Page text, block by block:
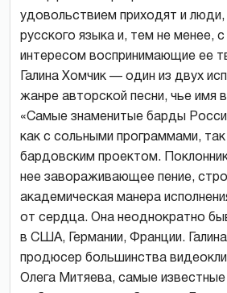
удовольствием приходят и
русского языка и, тем не менее,
интересом воспринимающие ее
Галина Хомчик — один из двух
жанре авторской песни, чье имя
«Самые знаменитые барды
как с сольными программами,
бардовским проектом.
нее завораживающее пение,
академическая манера
от сердца. Она неоднократно
в США, Германии, Франции.
продюсер большинства
Олега Митяева, самые